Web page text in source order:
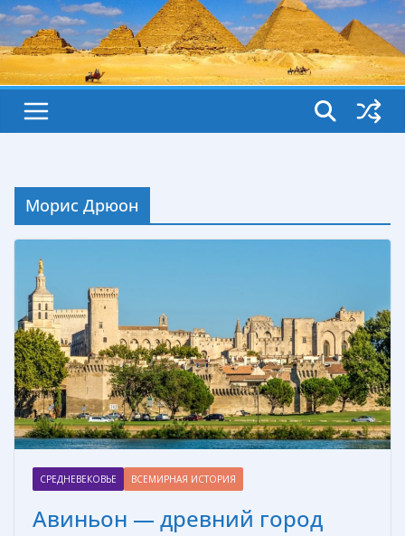
Морис Дрюон
СРЕДНЕВЕКОВЬЕ ВСЕМИРНАЯ ИСТОРИЯ
Авиньон — древний город